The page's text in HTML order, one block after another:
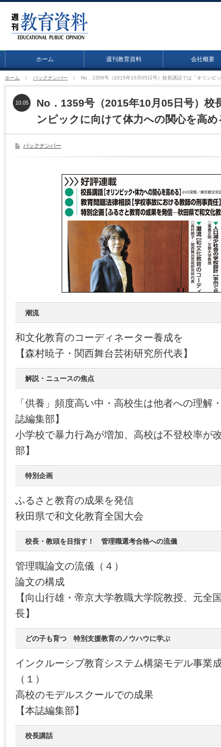
ホーム 週刊教育資料 会社概要
ホーム バックナンバー No．1359号（2015年10月05日号）校長講話では「オリンピ
No．1359号（2015年10月05日号）校
ンピックに向けて体力への関心を高め
10.05
バックナンバー
潮流
和文化教育のコーディネーター養成を
【森村暁子・関西舞台芸術研究所代表】
解説・ニュースの焦点
「供養」頻度高い中・高校生は他者への理解
誌編集部】
小学校で暴力行為が増加、高校は不登校率が
部】
特別企画
ふるさと教育の成果を発信
秋田県で和文化教育全国大会
校長・教頭を目指す！ 管理職選考合格への流儀
管理職論文の流儀（４）
論文の構成
【向山行雄・帝京大学教職大学院教授、元全
長】
どの子も育つ 特別支援教育のノウハウに学ぶ
インクルーシブ教育システム構築モデル事業
（１）
高校のモデルスクールでの成果
【本誌編集部】
校長講話